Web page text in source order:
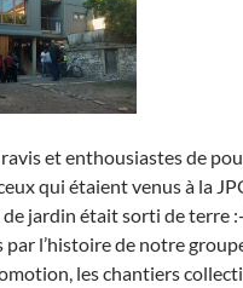
et enthousiastes de
qui étaient venus à la
jardin était sorti de terre
l’histoire de notre
les chantiers